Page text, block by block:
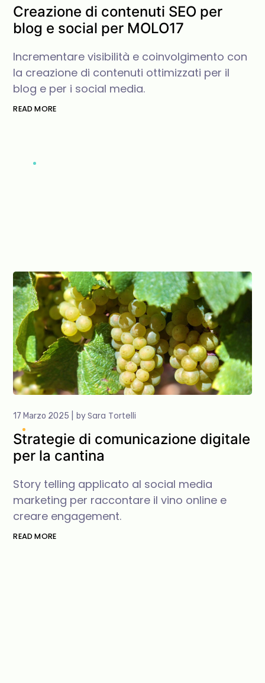
Creazione di contenuti SEO per
blog e social per MOLO17
Incrementare visibilità e coinvolgimento con
la creazione di contenuti ottimizzati per il
blog e per i social media.
READ MORE
17 Marzo 2025 bySara Tortelli
Strategie di comunicazione digitale
per la cantina
Story telling applicato al social media
marketing per raccontare il vino online e
creare engagement.
READ MORE